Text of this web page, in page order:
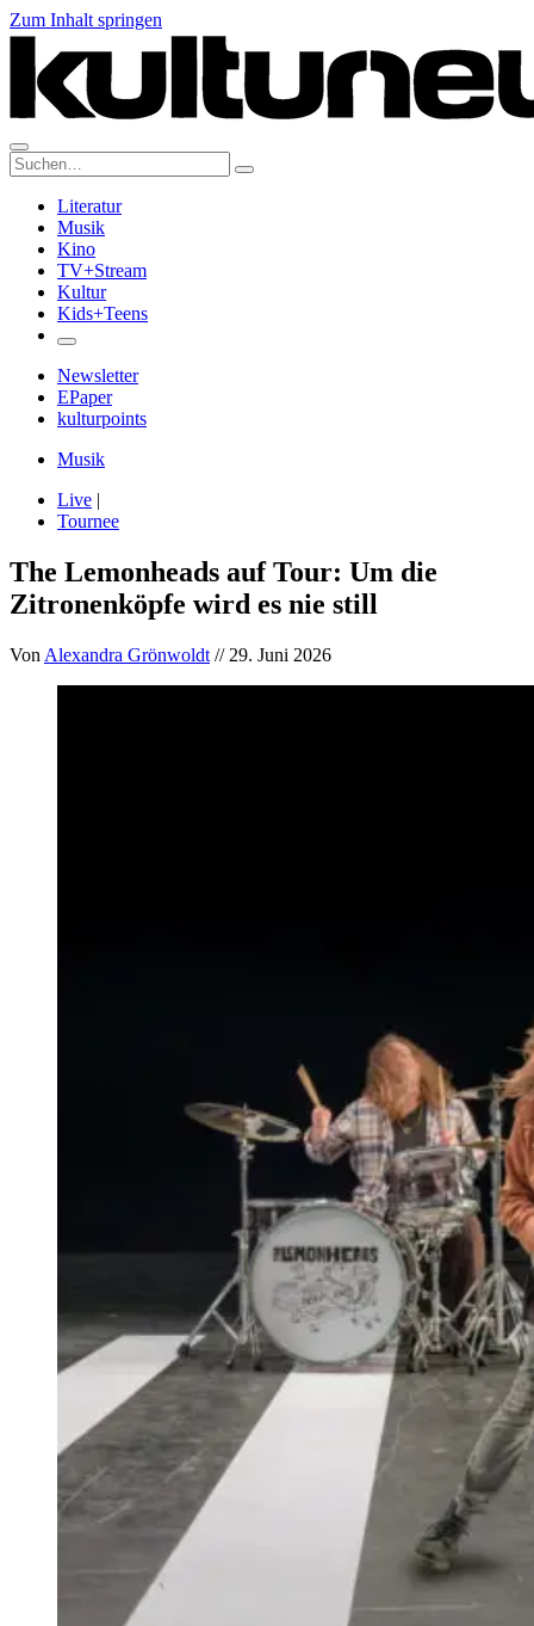
Zum Inhalt springen
Suche:
Literatur
Musik
Kino
TV+Stream
Kultur
Kids+Teens
Newsletter
EPaper
kulturpoints
Musik
Live |
Tournee
The Lemonheads auf Tour: Um die
Zitronenköpfe wird es nie still
Von Alexandra Grönwoldt // 29. Juni 2026